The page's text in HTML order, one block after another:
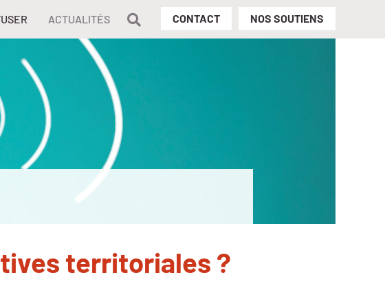
ACTUALITÉS CONTACT NOS SOUTIENS
Rechercher
territoriales ?